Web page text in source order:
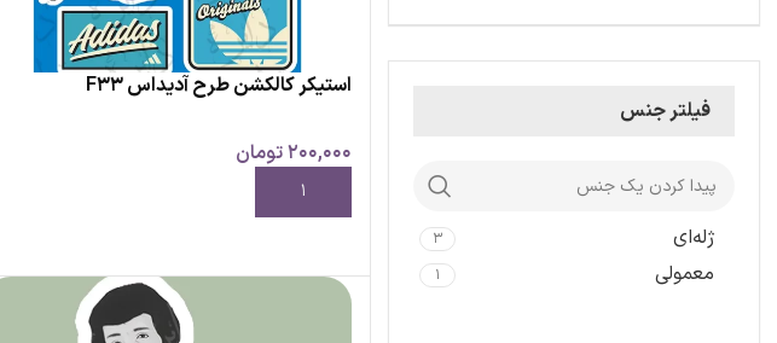
فیلتر جنس
ژله‌ای 3
معمولی 1
استیکر کالکشن طرح آدیداس F33
200,000تومان
افزودن به سبد خرید